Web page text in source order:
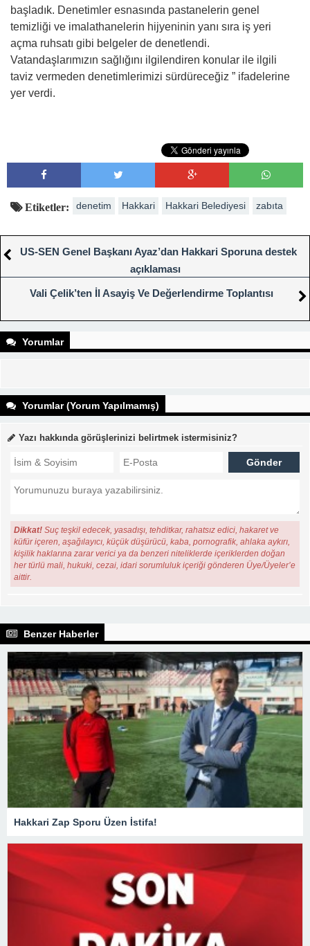
başladık. Denetimler esnasında pastanelerin genel
temizliği ve imalathanelerin hijyeninin yanı sıra iş yeri
açma ruhsatı gibi belgeler de denetlendi.
Vatandaşlarımızın sağlığını ilgilendiren konular ile ilgili
taviz vermeden denetimlerimizi sürdüreceğiz ” ifadelerine
yer verdi.
Etiketler: denetim Hakkari Hakkari Belediyesi zabıta
US-SEN Genel Başkanı Ayaz’dan Hakkari Sporuna destek
açıklaması
Vali Çelik’ten İl Asayiş Ve Değerlendirme Toplantısı
Yorumlar
Yorumlar (Yorum Yapılmamış)
Yazı hakkında görüşlerinizi belirtmek istermisiniz?
Dikkat! Suç teşkil edecek, yasadışı, tehditkar, rahatsız edici, hakaret ve
küfür içeren, aşağılayıcı, küçük düşürücü, kaba, pornografik, ahlaka aykırı,
kişilik haklarına zarar verici ya da benzeri niteliklerde içeriklerden doğan
her türlü mali, hukuki, cezai, idari sorumluluk içeriği gönderen Üye/Üyeler’e
aittir.
Benzer Haberler
Hakkari Zap Sporu Üzen İstifa!